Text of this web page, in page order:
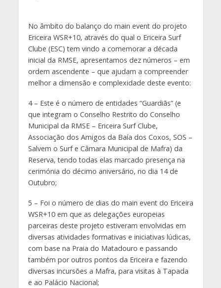
No âmbito do balanço do main event do projeto
Ericeira WSR+10, através do qual o Ericeira Surf
Clube (ESC) tem vindo a comemorar a década
inicial da RMSE, apresentamos dez números – em
ordem ascendente – que ajudam a compreender
melhor a dimensão e complexidade deste evento:
4 – Este é o número de entidades “Guardiãs” (e
que integram o Conselho Restrito do Conselho
Municipal da RMSE – Ericeira Surf Clube,
Associação dos Amigos da Baía dos Coxos, SOS –
Salvem o Surf e Câmara Municipal de Mafra) da
Reserva, tendo todas elas marcado presença na
cerimónia do décimo aniversário, no dia 14 de
Outubro;
5 – Foi o número de dias do main event do Ericeira
WSR+10 em que as delegações europeias
parceiras deste projeto estiveram envolvidas em
diversas atividades formativas e iniciativas lúdicas,
com base na Praia do Matadouro e passando
também por outros pontos da Ericeira e fazendo
diversas incursões a Mafra, para visitas à Tapada
e ao Palácio Nacional;